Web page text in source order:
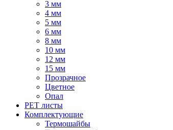
3 мм
4 мм
5 мм
6 мм
8 мм
10 мм
12 мм
15 мм
Прозрачное
Цветное
Опал
PET листы
Комплектующие
Термошайбы